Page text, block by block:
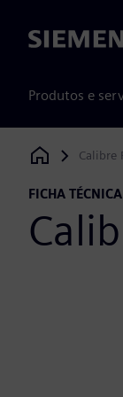
Siemens
Produtos e
Siemens Digital
Calibre
FICHA TÉCNICA